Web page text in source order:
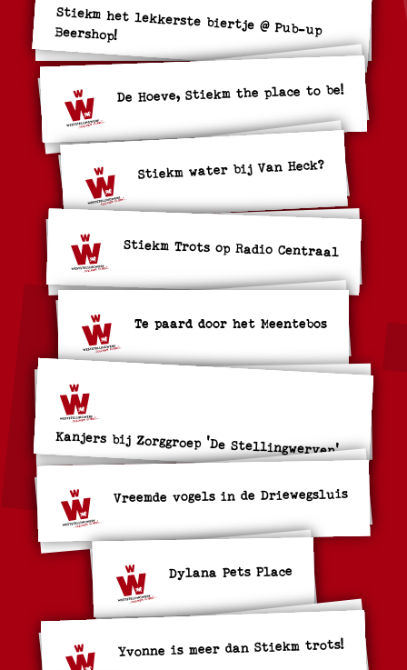
Stiekm het lekkerste biertje @ Pub-up Beershop!
De Hoeve, Stiekm the place to be!
Stiekm water bij Van Heck?
Stiekm Trots op Radio Centraal
Te paard door het Meentebos
Kanjers bij Zorggroep 'De Stellingwerven'
Vreemde vogels in de Driewegsluis
Dylana Pets Place
Yvonne is meer dan Stiekm trots!